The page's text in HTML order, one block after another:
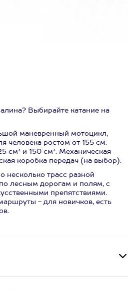
Выбирайте катание на
маневренный мотоцикл,
человека ростом от 155 см.
см³ и 150 см³. Механическая
коробка передач (на выбор).
несколько трасс разной
лесным дорогам и полям, с
препятствиями.
- для новичков, есть